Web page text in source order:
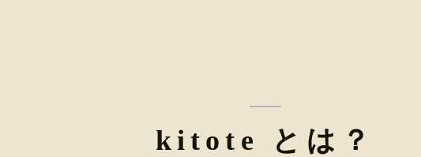
kitote とは？